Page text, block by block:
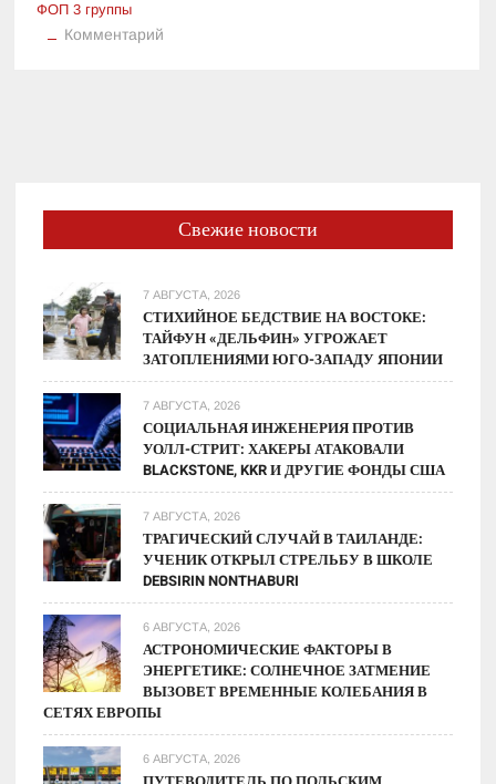
ФОП 3 группы
Комментарий
ФОП
как
правильно
оформить
Свежие новости
7 АВГУСТА, 2026
СТИХИЙНОЕ БЕДСТВИЕ НА ВОСТОКЕ:
ТАЙФУН «ДЕЛЬФИН» УГРОЖАЕТ
ЗАТОПЛЕНИЯМИ ЮГО-ЗАПАДУ ЯПОНИИ
7 АВГУСТА, 2026
СОЦИАЛЬНАЯ ИНЖЕНЕРИЯ ПРОТИВ
УОЛЛ-СТРИТ: ХАКЕРЫ АТАКОВАЛИ
BLACKSTONE, KKR И ДРУГИЕ ФОНДЫ США
7 АВГУСТА, 2026
ТРАГИЧЕСКИЙ СЛУЧАЙ В ТАИЛАНДЕ:
УЧЕНИК ОТКРЫЛ СТРЕЛЬБУ В ШКОЛЕ
DEBSIRIN NONTHABURI
6 АВГУСТА, 2026
АСТРОНОМИЧЕСКИЕ ФАКТОРЫ В
ЭНЕРГЕТИКЕ: СОЛНЕЧНОЕ ЗАТМЕНИЕ
ВЫЗОВЕТ ВРЕМЕННЫЕ КОЛЕБАНИЯ В
СЕТЯХ ЕВРОПЫ
6 АВГУСТА, 2026